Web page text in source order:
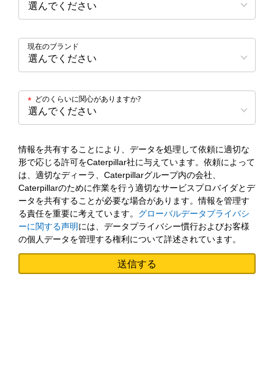
現在のブランド
どのくらいに関心がありますか?
*
情報を共有することにより、データを処理して依頼に適切な
形で応じる許可をCaterpillar社に与えています。依頼によって
は、適切なディーラ、Caterpillarグループ内の会社、
Caterpillarのために作業を行う適切なサービスプロバイダとデ
ータを共有することが必要な場合があります。情報を管理す
る責任を重要に考えています。 グローバルデータプライバシ
ーに関する声明には、データプライバシー慣行およびお客様
の個人データを管理する権利について詳述されています。